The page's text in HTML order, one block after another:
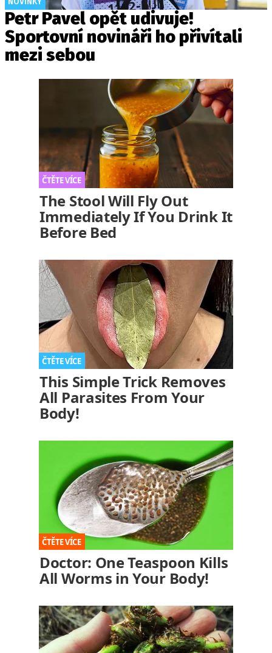
Petr Pavel opět udivuje!
Sportovní novináři ho přivítali
mezi sebou
The Stool Will Fly Out
Immediately If You Drink It
Before Bed
This Simple Trick Removes
All Parasites From Your
Body!
Doctor: One Teaspoon Kills
All Worms in Your Body!